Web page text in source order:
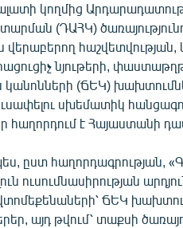
կողմից
(ԴԱՀԿ)
վերաբերող
նյութերի,
կանոնների (ՃԵԿ)
սխեմատիկ
հաղորդում է Հայաստանի
ըստ հաղորդագրության,
ուսումնասիրության
ՃԵԿ
այդ թվում՝ տաքսի